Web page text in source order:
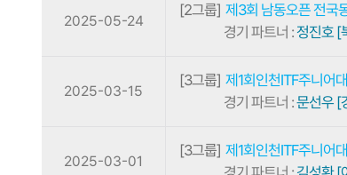
2025-05-24
[2그룹] 제3회 남동오픈 전국
경기 파트너 :정진호 [
2025-03-15
[3그룹] 제1회인천ITF주니어
경기 파트너 :문선우 [
2025-03-01
[3그룹] 제1회인천ITF주니어